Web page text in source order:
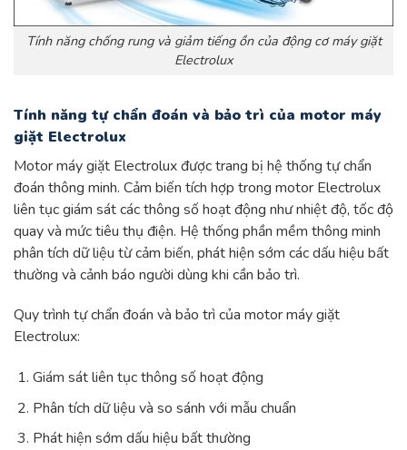
Tính năng chống rung và giảm tiếng ồn của động cơ máy giặt
Electrolux
Tính năng tự chẩn đoán và bảo trì của motor máy
giặt Electrolux
Motor máy giặt Electrolux được trang bị hệ thống tự chẩn
đoán thông minh. Cảm biến tích hợp trong motor Electrolux
liên tục giám sát các thông số hoạt động như nhiệt độ, tốc độ
quay và mức tiêu thụ điện. Hệ thống phần mềm thông minh
phân tích dữ liệu từ cảm biến, phát hiện sớm các dấu hiệu bất
thường và cảnh báo người dùng khi cần bảo trì.
Quy trình tự chẩn đoán và bảo trì của motor máy giặt
Electrolux:
Giám sát liên tục thông số hoạt động
Phân tích dữ liệu và so sánh với mẫu chuẩn
Phát hiện sớm dấu hiệu bất thường